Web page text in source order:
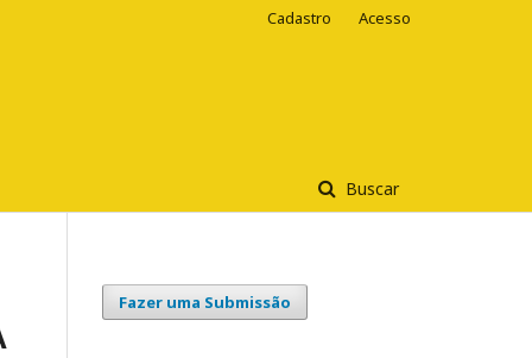
Buscar
Cadastro Acesso
Fazer uma Submissão